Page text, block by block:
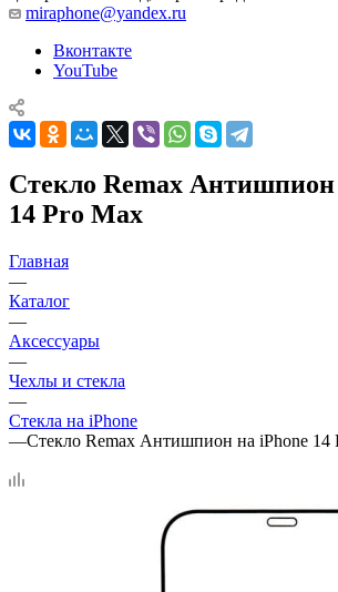
miraphone@yandex.ru
Вконтакте
YouTube
Стекло Remax Антишпион
14 Pro Max
Главная
—
Каталог
—
Аксессуары
—
Чехлы и стекла
—
Стекла на iPhone
—Стекло Remax Антишпион на iPhone 14